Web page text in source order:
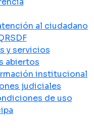
al ciudadano
y servicios
abiertos
institucional
judiciales
de uso